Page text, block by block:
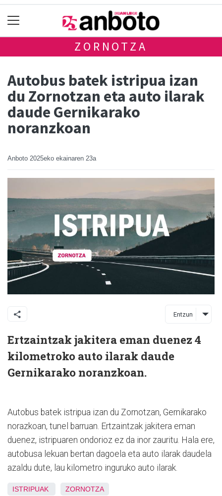
ZORNOTZA
Autobus batek istripua izan
du Zornotzan eta auto ilarak
daude Gernikarako
noranzkoan
Anboto 2025eko ekainaren 23a
Entzun
Ertzaintzak jakitera eman duenez 4
kilometroko auto ilarak daude
Gernikarako noranzkoan.
Autobus batek istripua izan du Zornotzan, Gernikarako
norazkoan, tunel barruan. Ertzaintzak jakitera eman
duenez, istripuaren ondorioz ez da inor zauritu. Hala ere,
autobusa lekuan bertan dagoela eta auto ilarak daudela
azaldu dute, lau kilometro inguruko auto ilarak.
ISTRIPUAK ZORNOTZA